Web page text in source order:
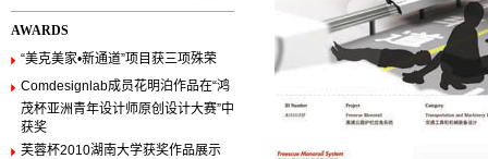
AWARDS
“美克美家•新通道”项目获三项殊荣
Comdesignlab成员花明泊作品在“鸿
茂杯亚洲青年设计师原创设计大赛”中
获奖
芙蓉杯2010湖南大学获奖作品展示